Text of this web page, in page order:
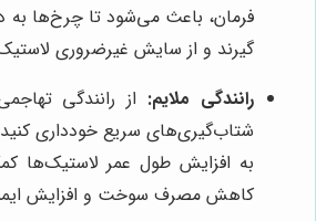
فرمان، باعث می‌شود تا چرخ‌ها به
گیرند و از سایش غیرضروری
رانندگی ملایم: از رانندگی
شتاب‌گیری‌های سریع خودداری کنید.
به افزایش طول عمر لاستیک‌ها
کاهش مصرف سوخت و افزایش